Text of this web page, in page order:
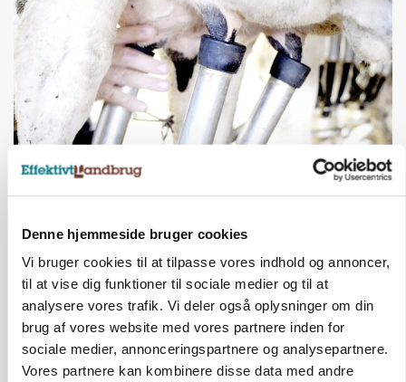
Denne hjemmeside bruger cookies
Vi bruger cookies til at tilpasse vores indhold og annoncer,
til at vise dig funktioner til sociale medier og til at
analysere vores trafik. Vi deler også oplysninger om din
brug af vores website med vores partnere inden for
sociale medier, annonceringspartnere og analysepartnere.
Vores partnere kan kombinere disse data med andre
Russisk mælkepris dykker 23 procent
Annonce
BUSINESS
Fra mark til mur: Byggeriet kan åbne nyt
marked for biokul
Annonce
Loading...